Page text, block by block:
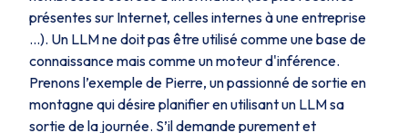
présentes sur Internet, celles internes à une entreprise
…). Un LLM ne doit pas être utilisé comme une base de
connaissance mais comme un moteur d'inférence.
Prenons l’exemple de Pierre, un passionné de sortie en
montagne qui désire planifier en utilisant un LLM sa
sortie de la journée. S’il demande purement et